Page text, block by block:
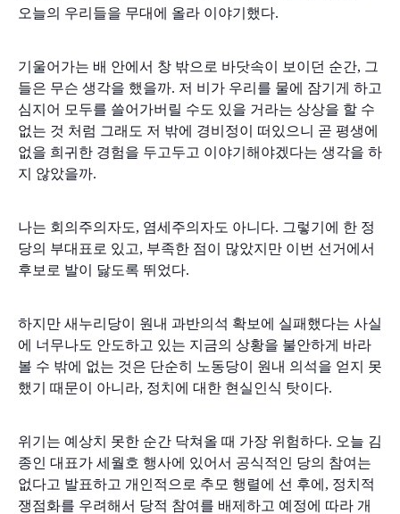
오늘의 우리들을 무대에 올라 이야기했다.
기울어가는 배 안에서 창 밖으로 바닷속이 보이던 순간, 그
들은 무슨 생각을 했을까. 저 비가 우리를 물에 잠기게 하고
심지어 모두를 쓸어가버릴 수도 있을 거라는 상상을 할 수
없는 것 처럼 그래도 저 밖에 경비정이 떠있으니 곧 평생에
없을 희귀한 경험을 두고두고 이야기해야겠다는 생각을 하
지 않았을까.
나는 회의주의자도, 염세주의자도 아니다. 그렇기에 한 정
당의 부대표로 있고, 부족한 점이 많았지만 이번 선거에서
후보로 발이 닳도록 뛰었다.
하지만 새누리당이 원내 과반의석 확보에 실패했다는 사실
에 너무나도 안도하고 있는 지금의 상황을 불안하게 바라
볼 수 밖에 없는 것은 단순히 노동당이 원내 의석을 얻지 못
했기 때문이 아니라, 정치에 대한 현실인식 탓이다.
위기는 예상치 못한 순간 닥쳐올 때 가장 위험하다. 오늘 김
종인 대표가 세월호 행사에 있어서 공식적인 당의 참여는
없다고 발표하고 개인적으로 추모 행렬에 선 후에, 정치적
쟁점화를 우려해서 당적 참여를 배제하고 예정에 따라 개